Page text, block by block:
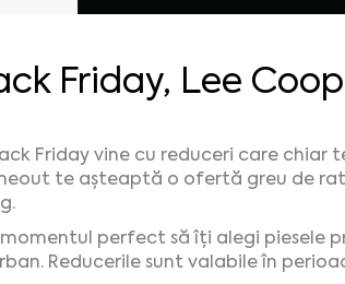
Friday, Lee
Friday vine cu reduceri care chiar
te așteaptă o ofertă greu de
perfect să îți alegi piesele
Reducerile sunt valabile în